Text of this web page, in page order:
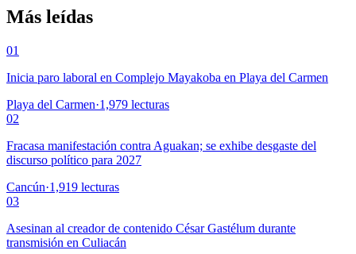
Más leídas
01
Inicia paro laboral en Complejo Mayakoba en Playa del Carmen
Playa del Carmen·1,979 lecturas
02
Fracasa manifestación contra Aguakan; se exhibe desgaste del
discurso político para 2027
Cancún·1,919 lecturas
03
Asesinan al creador de contenido César Gastélum durante
transmisión en Culiacán